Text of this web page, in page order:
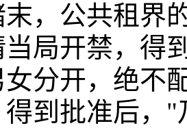
末，公共租界
局开禁，得
分开，绝不
到批准后，